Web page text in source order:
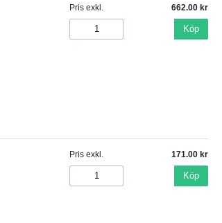
Pris exkl. 662.00
Köp
Pris exkl. 171.00
Köp